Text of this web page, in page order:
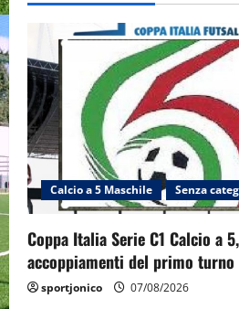
Calcio a 5 Maschile Senza
Coppa Italia Serie C1 Calcio a
accoppiamenti del primo turno
sportjonico 07/08/2026